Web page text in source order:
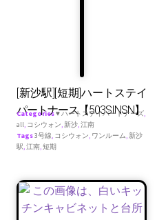
[新沙駅][短期]ハートステイ
パートナース【503SINSN】
Categories♥ ハートステイパートナーズ,
all, コシウォン,新沙,江南
Tags3号線, コシウォン, ワンルーム,新沙
駅,江南,短期